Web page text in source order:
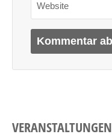
Website
VERANSTALTUNGEN